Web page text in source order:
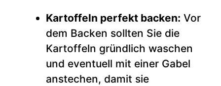
Kartoffeln perfekt backen: Vor
dem Backen sollten Sie die
Kartoffeln gründlich waschen
und eventuell mit einer Gabel
anstechen, damit sie